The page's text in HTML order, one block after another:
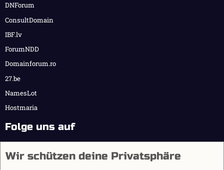
DNForum
ConsultDomain
IBF.lv
ForumNDD
Domainforum.ro
27.be
NamesLot
Hostmaria
Folge uns auf
Wir schützen deine Privatsphäre